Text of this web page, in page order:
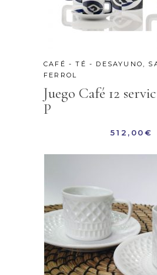
CAFÉ - TÉ - DESAYUNO,
FERROL
Juego Café 12
P
512,00€